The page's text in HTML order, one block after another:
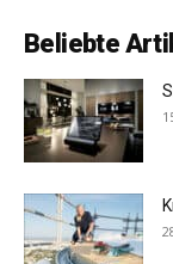
Beliebte